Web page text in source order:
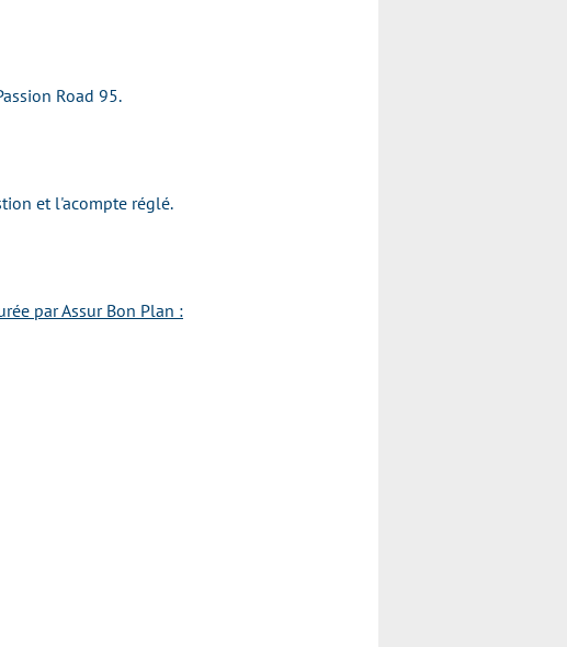
Road 95.
et l'acompte réglé.
par Assur Bon Plan :